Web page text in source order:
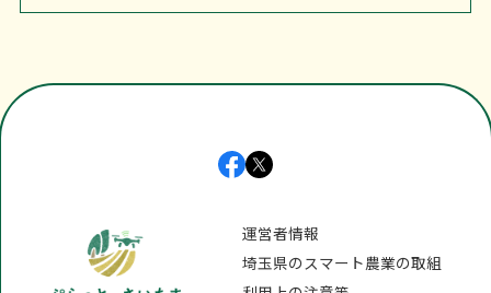
運営者情報
埼玉県のスマート農業の取組